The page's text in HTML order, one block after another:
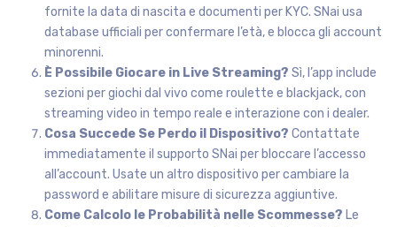
fornite la data di nascita e documenti per KYC. SNai usa
database ufficiali per confermare l’età, e blocca gli account
minorenni.
È Possibile Giocare in Live Streaming? Sì, l’app include
sezioni per giochi dal vivo come roulette e blackjack, con
streaming video in tempo reale e interazione con i dealer.
Cosa Succede Se Perdo il Dispositivo? Contattate
immediatamente il supporto SNai per bloccare l’accesso
all’account. Usate un altro dispositivo per cambiare la
password e abilitare misure di sicurezza aggiuntive.
Come Calcolo le Probabilità nelle Scommesse? Le